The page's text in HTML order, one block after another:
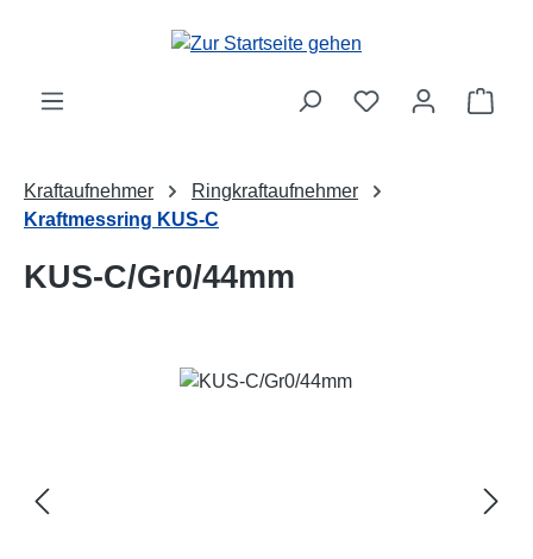
Zum Hauptinhalt springen
Kraftaufnehmer
Ringkraftaufnehmer
Kraftmessring KUS-C
KUS-C/Gr0/44mm
Bildergalerie überspringen